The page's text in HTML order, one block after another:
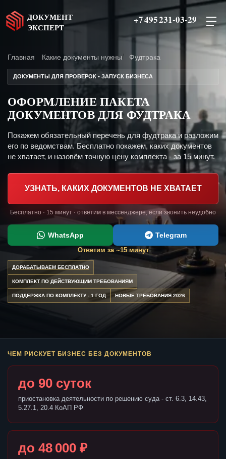
ДОКУМЕНТ
ЭКСПЕРТ
+7 495 231-03-29
Главная Какие документы нужны Фудтрака
ДОКУМЕНТЫ ДЛЯ ПРОВЕРОК • ЗАПУСК БИЗНЕСА
ОФОРМЛЕНИЕ ПАКЕТА
ДОКУМЕНТОВ ДЛЯ ФУДТРАКА
Покажем обязательный перечень для фудтрака и разложим
его по ведомствам. Бесплатно покажем, каких документов
не хватает, и назовём точную цену комплекта - за 15 минут.
УЗНАТЬ, КАКИХ ДОКУМЕНТОВ НЕ ХВАТАЕТ
Бесплатно · 15 минут · ответим в мессенджере, если звонить неудобно
WhatsApp Telegram
Ответим за ~15 минут
ДОРАБАТЫВАЕМ БЕСПЛАТНО
КОМПЛЕКТ ПО ДЕЙСТВУЮЩИМ ТРЕБОВАНИЯМ
ПОДДЕРЖКА ПО КОМПЛЕКТУ - 1 ГОД НОВЫЕ ТРЕБОВАНИЯ 2026
ЧЕМ РИСКУЕТ БИЗНЕС БЕЗ ДОКУМЕНТОВ
до 90 суток
приостановка деятельности по решению суда - ст. 6.3, 14.43,
5.27.1, 20.4 КоАП РФ
до 48 000 ₽